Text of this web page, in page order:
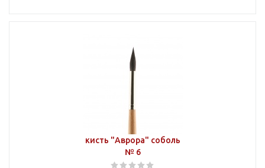
кисть "Аврора" соболь
№ 6